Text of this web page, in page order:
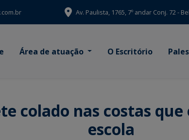
Av. Paulista, 1765, 7º andar Conj. 72 -
Área de atuação O Escritório
colado nas costas
escola